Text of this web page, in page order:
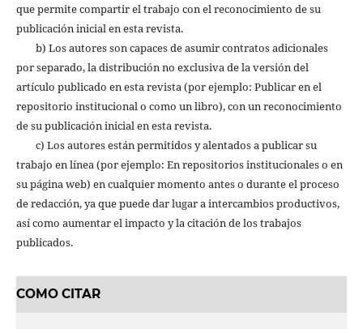
que permite compartir el trabajo con el reconocimiento de su
publicación inicial en esta revista.
b) Los autores son capaces de asumir contratos adicionales
por separado, la distribución no exclusiva de la versión del
artículo publicado en esta revista (por ejemplo: Publicar en el
repositorio institucional o como un libro), con un reconocimiento
de su publicación inicial en esta revista.
c) Los autores están permitidos y alentados a publicar su
trabajo en línea (por ejemplo: En repositorios institucionales o en
su página web) en cualquier momento antes o durante el proceso
de redacción, ya que puede dar lugar a intercambios productivos,
así como aumentar el impacto y la citación de los trabajos
publicados.
COMO CITAR